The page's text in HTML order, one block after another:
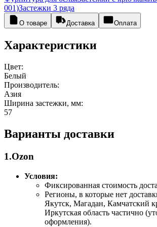
001)Застежки 3 ряда
О товаре Доставка Оплата
Характеристики
Цвет:
Белый
Производитель:
Азия
Ширина застежки, мм:
57
Варианты доставки
1.Ozon
Условия:
Фиксированная стоимость
Регионы, в которые нет
Якутск, Магадан, Камчатский
Иркутская область частично
оформления).